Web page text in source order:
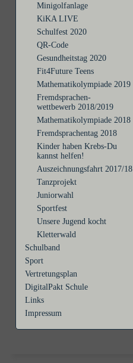
Minigolfanlage
KiKA LIVE
Schulfest 2020
QR-Code
Gesundheitstag 2020
Fit4Future Teens
Mathematikolympiade 2019
Fremdsprachen-
wettbewerb 2018/2019
Mathematikolympiade 2018
Fremdsprachentag 2018
Kinder haben Krebs-Du
kannst helfen!
Auszeichnungsfahrt 2017/18
Tanzprojekt
Juniorwahl
Sportfest
Unsere Jugend kocht
Kletterwald
Schulband
Sport
Vertretungsplan
DigitalPakt Schule
Links
Impressum